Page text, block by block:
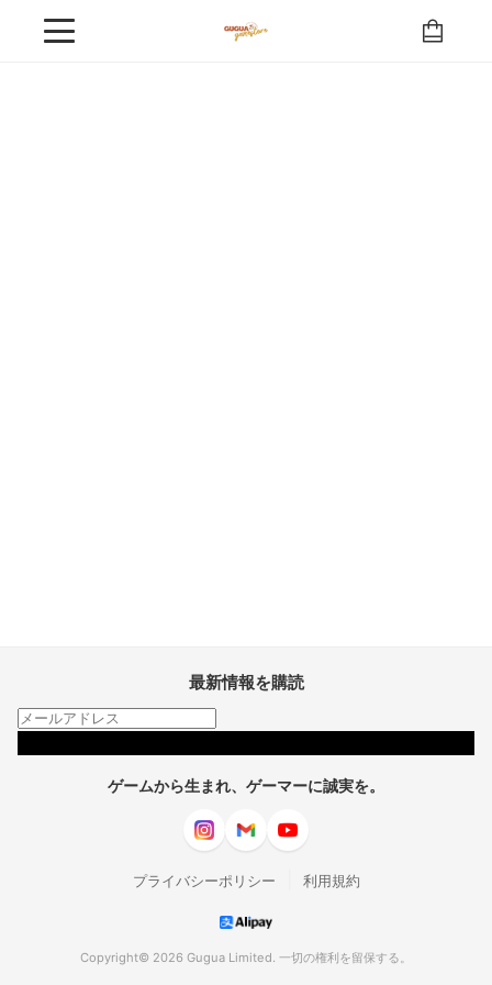
ゲームから生まれ、ゲーマーに誠実を。
プライバシーポリシー 利用規約
Copyright© 2026 Gugua Limited. 一切の権利を留保する。
最新情報を購読